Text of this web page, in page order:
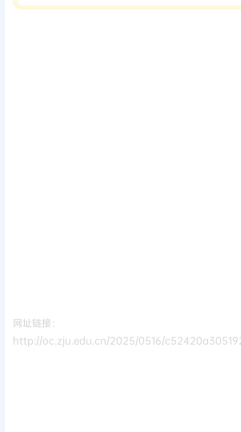
网址链接：
http://oc.zju.edu.cn/2025/0516/